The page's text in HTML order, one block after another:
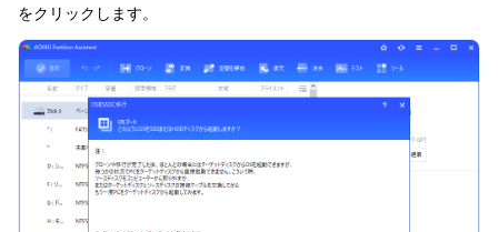
をクリックします。